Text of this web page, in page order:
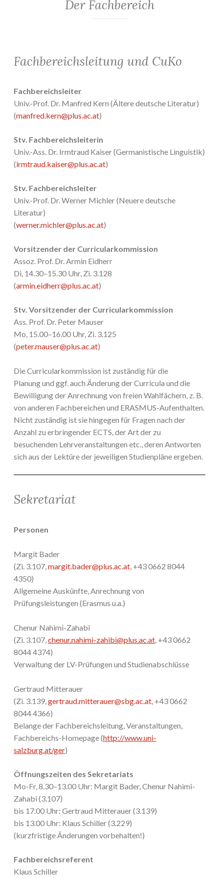
Der Fachbereich
Fachbereichsleitung und CuKo
Fachbereichsleiter
Univ.-Prof. Dr. Manfred Kern (Ältere deutsche Literatur)
(manfred.kern@plus.ac.at)
Stv. Fachbereichsleiterin
Univ.-Ass. Dr. Irmtraud Kaiser (Germanistische Linguistik)
(irmtraud.kaiser@plus.ac.at)
Stv. Fachbereichsleiter
Univ.-Prof. Dr. Werner Michler (Neuere deutsche
Literatur)
(werner.michler@plus.ac.at)
Vorsitzender der Curricularkommission
Assoz. Prof. Dr. Armin Eidherr
Di, 14.30–15.30 Uhr, Zi. 3.128
(armin.eidherr@plus.ac.at)
Stv. Vorsitzender der Curricularkommission
Ass. Prof. Dr. Peter Mauser
Mo, 15.00–16.00 Uhr, Zi. 3.125
(peter.mauser@plus.ac.at)
Die Curricularkommission ist zuständig für die
Planung und ggf. auch Änderung der Curricula und die
Bewilligung der Anrechnung von freien Wahlfächern, z. B.
von anderen Fachbereichen und ERASMUS-Aufenthalten.
Nicht zuständig ist sie hingegen für Fragen nach der
Anzahl zu erbringender ECTS, der Art der zu
besuchenden Lehrveranstaltungen etc., deren Antworten
sich aus der Lektüre der jeweiligen Studienpläne ergeben.
Sekretariat
Personen
Margit Bader
(Zi. 3.107, margit.bader@plus.ac.at , +43 0662 8044
4350)
Allgemeine Auskünfte, Anrechnung von
Prüfungsleistungen (Erasmus u.a.)
Chenur Nahimi-Zahabi
(Zi. 3.107, chenur.nahimi-zahibi@plus.ac.at , +43 0662
8044 4374)
Verwaltung der LV-Prüfungen und Studienabschlüsse
Gertraud Mitterauer
(Zi. 3.139, gertraud.mitterauer@sbg.ac.at , +43 0662
8044 4366)
Belange der Fachbereichsleitung, Veranstaltungen,
Fachbereichs-Homepage (http://www.uni-
salzburg.at/ger)
Öffnungszeiten des Sekretariats
Mo-Fr, 8.30–13.00 Uhr: Margit Bader, Chenur Nahimi-
Zahabi (3.107)
bis 17.00 Uhr: Gertraud Mitterauer (3.139)
bis 13.00 Uhr: Klaus Schiller (3.229)
(kurzfristige Änderungen vorbehalten!)
Fachbereichsreferent
Klaus Schiller